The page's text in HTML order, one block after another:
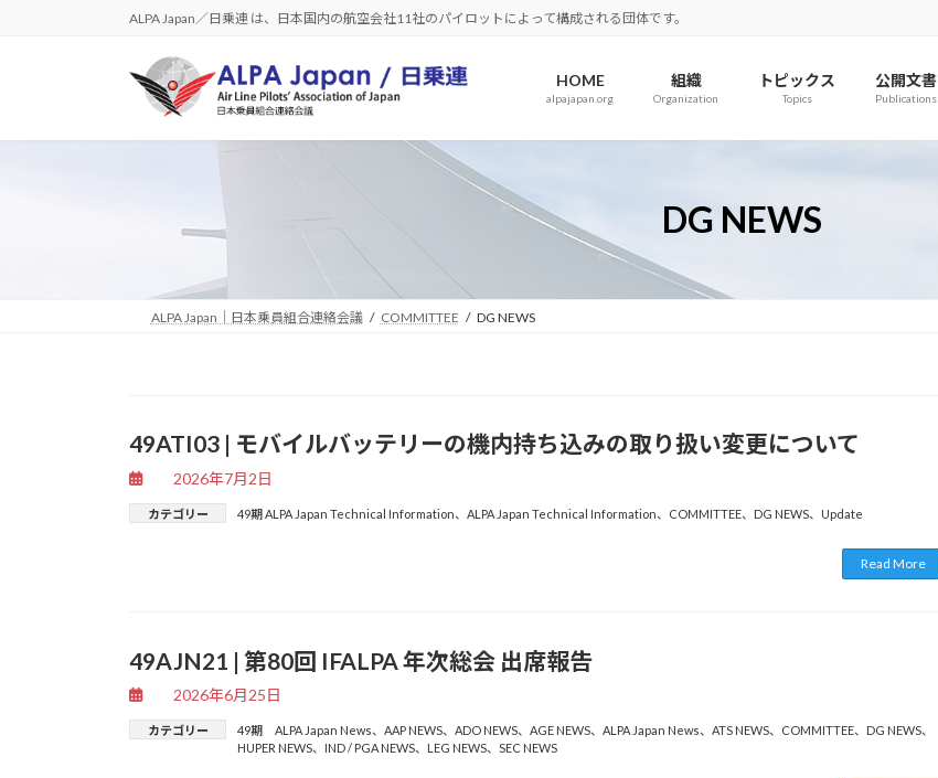
へ
ョ
ALPA Japan／日乗連 は、日本国内の航空会社11社のパイロットによって構成される団体です。
HOME
alpajapan.org
組織
Organization
トピックス
Topics
公開文書
Publications
DG NEWS
ALPA Japan｜日本乗員組合連絡会議 COMMITTEE DG NEWS
49ATI03 | モバイルバッテリーの機内持ち込みの取り扱い変更について
2026年7月2日
カテゴリー 49期 ALPA Japan Technical Information、 ALPA Japan Technical Information、 COMMITTEE、 DG NEWS、 Update
Read More
49AJN21 | 第80回 IFALPA 年次総会 出席報告
2026年6月25日
カテゴリー 49期 ALPA Japan News、 AAP NEWS、 ADO NEWS、 AGE NEWS、 ALPA Japan News、 ATS NEWS、 COMMITTEE、 DG NEWS、
HUPER NEWS、 IND / PGA NEWS、 LEG NEWS、 SEC NEWS